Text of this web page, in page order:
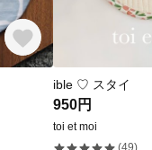
ible ♡ スタイ
950円
toi et moi